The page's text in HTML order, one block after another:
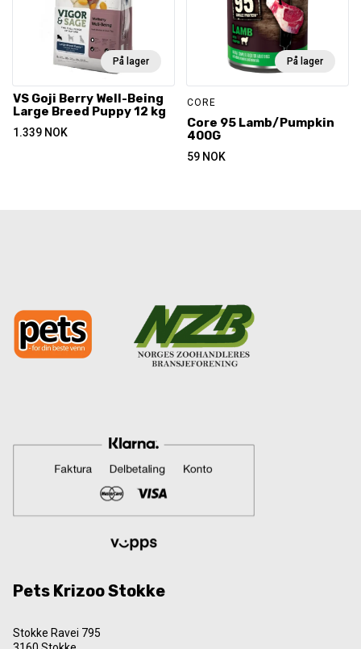
På lager
VS Goji Berry Well-Being
Large Breed Puppy 12 kg
1.339 NOK
På lager
CORE
Core 95 Lamb/Pumpkin
400G
59 NOK
Pets Krizoo Stokke
Stokke Ravei 795